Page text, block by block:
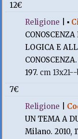
12€
Religione |▪
LOGICA E
197.cm
7€
Religione
UN TEMA A
Milano. 2010,